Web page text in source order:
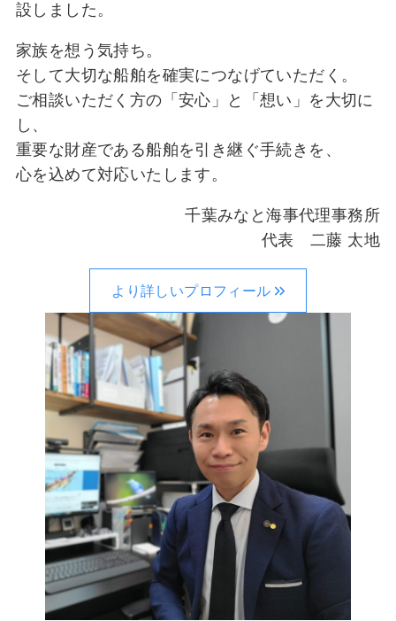
設しました。
家族を想う気持ち。
そして大切な船舶を確実につなげていただく。
ご相談いただく方の「安心」と「想い」を大切に
し、
重要な財産である船舶を引き継ぐ手続きを、
心を込めて対応いたします。
千葉みなと海事代理事務所
代表 二藤 太地
より詳しいプロフィール